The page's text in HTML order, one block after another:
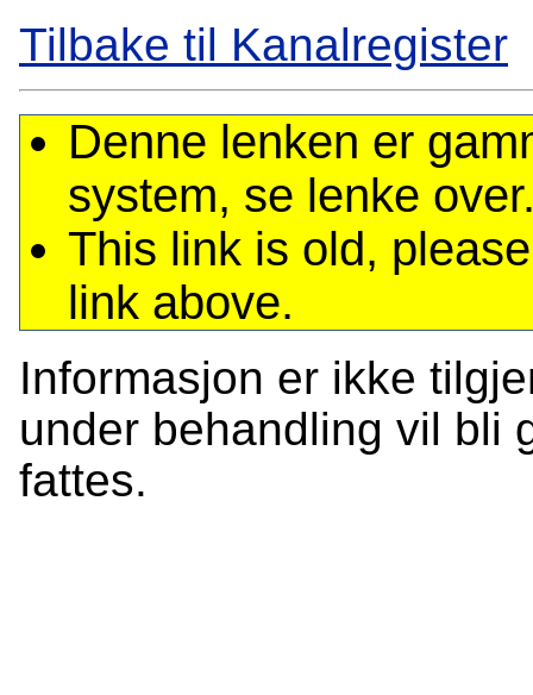
Tilbake til Kanalregister
Denne lenken er
system, se lenke
This link is old,
link above.
Informasjon er ikke
under behandling vil bli
fattes.